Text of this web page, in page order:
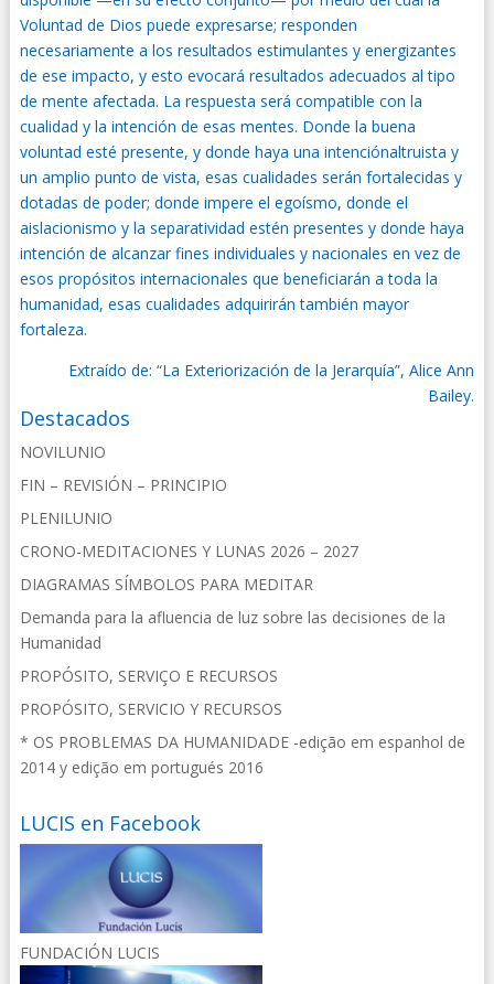
Voluntad de Dios puede expresarse; responden
necesariamente a los resultados estimulantes y energizantes
de ese impacto, y esto evocará resultados adecuados al tipo
de mente afectada. La respuesta será compatible con la
cualidad y la intención de esas mentes. Donde la buena
voluntad esté presente, y donde haya una intenciónaltruista y
un amplio punto de vista, esas cualidades serán fortalecidas y
dotadas de poder; donde impere el egoísmo, donde el
aislacionismo y la separatividad estén presentes y donde haya
intención de alcanzar fines individuales y nacionales en vez de
esos propósitos internacionales que beneficiarán a toda la
humanidad, esas cualidades adquirirán también mayor
fortaleza.
Extraído de: “La Exteriorización de la Jerarquía”, Alice Ann
Bailey.
Destacados
NOVILUNIO
FIN – REVISIÓN – PRINCIPIO
PLENILUNIO
CRONO-MEDITACIONES Y LUNAS 2026 – 2027
DIAGRAMAS SÍMBOLOS PARA MEDITAR
Demanda para la afluencia de luz sobre las decisiones de la
Humanidad
PROPÓSITO, SERVIÇO E RECURSOS
PROPÓSITO, SERVICIO Y RECURSOS
* OS PROBLEMAS DA HUMANIDADE -edição em espanhol de
2014 y edição em portugués 2016
LUCIS en Facebook
FUNDACIÓN LUCIS